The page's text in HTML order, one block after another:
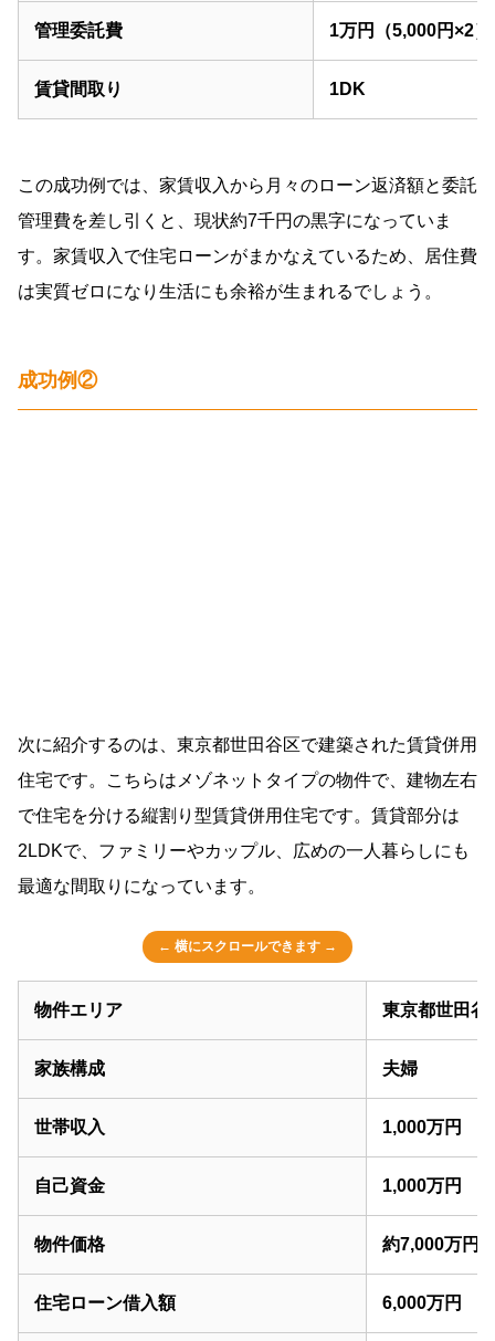
管理委託費 1万円（5,000円×2）
賃貸間取り 1DK
この成功例では、家賃収入から月々のローン返済額と委託
管理費を差し引くと、現状約7千円の黒字になっていま
す。家賃収入で住宅ローンがまかなえているため、居住費
は実質ゼロになり生活にも余裕が生まれるでしょう。
成功例②
次に紹介するのは、東京都世田谷区で建築された賃貸併用
住宅です。こちらはメゾネットタイプの物件で、建物左右
で住宅を分ける縦割り型賃貸併用住宅です。賃貸部分は
2LDKで、ファミリーやカップル、広めの一人暮らしにも
最適な間取りになっています。
物件エリア 東京都世田谷
家族構成 夫婦
世帯収入 1,000万円
自己資金 1,000万円
物件価格 約7,000万円
住宅ローン借入額 6,000万円